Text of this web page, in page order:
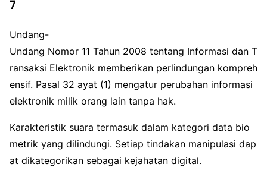
7
Undang-
Undang Nomor 11 Tahun 2008 tentang Informasi dan T
ransaksi Elektronik memberikan perlindungan kompreh
ensif. Pasal 32 ayat (1) mengatur perubahan informasi
elektronik milik orang lain tanpa hak.
Karakteristik suara termasuk dalam kategori data bio
metrik yang dilindungi. Setiap tindakan manipulasi dap
at dikategorikan sebagai kejahatan digital.